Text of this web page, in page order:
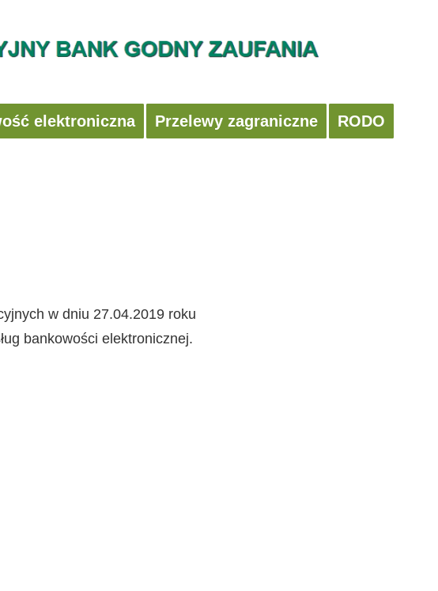
elektroniczna Przelewy zagraniczne RODO
w dniu 27.04.2019 roku
bankowości elektronicznej.